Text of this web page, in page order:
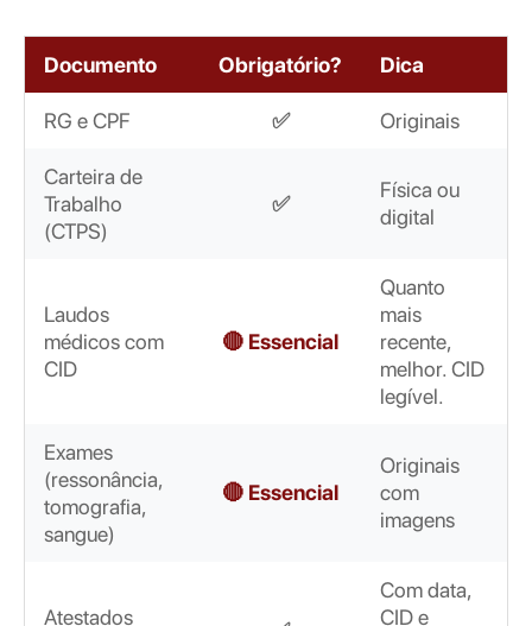
Documento Obrigatório? Dica
RG e CPF ✅ Originais
Carteira de
Trabalho
(CTPS)
✅
Física ou
digital
Laudos
médicos com
CID
🔴 Essencial
Quanto
mais
recente,
melhor. CID
legível.
Exames
(ressonância,
tomografia,
sangue)
🔴 Essencial
Originais
com
imagens
Atestados
Com data,
CID e